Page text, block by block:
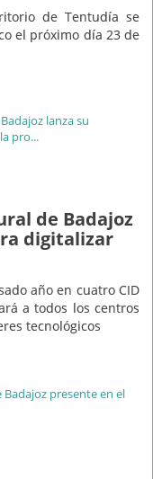
de Tentudía se
el próximo día 23 de
de Badajoz
digitalizar
año en cuatro CID
a todos los centros
tecnológicos